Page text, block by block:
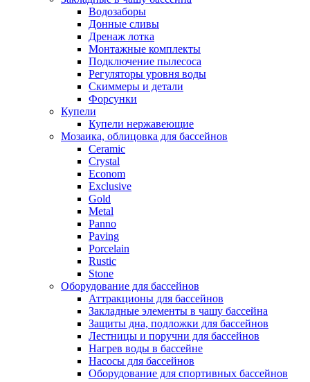
Водозаборы
Донные сливы
Дренаж лотка
Монтажные комплекты
Подключение пылесоса
Регуляторы уровня воды
Скиммеры и детали
Форсунки
Купели
Купели нержавеющие
Мозаика, облицовка для бассейнов
Ceramic
Crystal
Econom
Exclusive
Gold
Metal
Panno
Paving
Porcelain
Rustic
Stone
Оборудование для бассейнов
Аттракционы для бассейнов
Закладные элементы в чашу бассейна
Защиты дна, подложки для бассейнов
Лестницы и поручни для бассейнов
Нагрев воды в бассейне
Насосы для бассейнов
Оборудование для спортивных бассейнов